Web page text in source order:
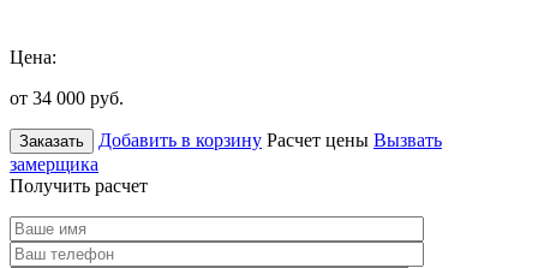
Цена:
от 34 000 руб.
Заказать Добавить в корзину Расчет цены Вызвать
замерщика
Получить расчет